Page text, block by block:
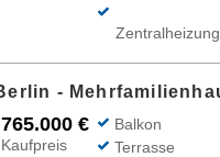
Zentralheizung
765.000 €
Kaufpreis
Balkon
Terrasse